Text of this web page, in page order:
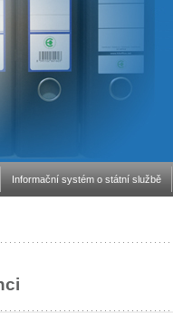
Informační systém o státní službě